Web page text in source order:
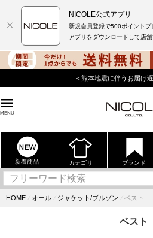
＜熊本地震に伴うお届け遅延について＞
MENU
新着商品 カテゴリ ブランド
HOME ⁄ オール ⁄ ジャケット/ブルゾン ⁄ ベスト
ベスト
NICOLE公式アプリ
新規会員登録で500ポイントプ
アプリをダウンロードして店舗